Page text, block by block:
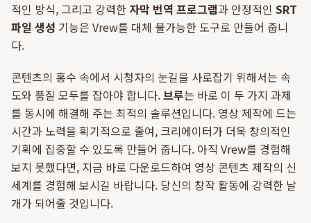
적인 방식, 그리고 강력한 자막 번역 프로그램과 안정적인 SRT
파일 생성 기능은 Vrew를 대체 불가능한 도구로 만들어 줍니
다.
콘텐츠의 홍수 속에서 시청자의 눈길을 사로잡기 위해서는 속
도와 품질 모두를 잡아야 합니다.브루는 바로 이 두 가지 과제
를 동시에 해결해 주는 최적의 솔루션입니다. 영상 제작에 드는
시간과 노력을 획기적으로 줄여, 크리에이터가 더욱 창의적인
기획에 집중할 수 있도록 만들어 줍니다. 아직 Vrew를 경험해
보지 못했다면, 지금 바로 다운로드하여 영상 콘텐츠 제작의 신
세계를 경험해 보시길 바랍니다. 당신의 창작 활동에 강력한 날
개가 되어줄 것입니다.